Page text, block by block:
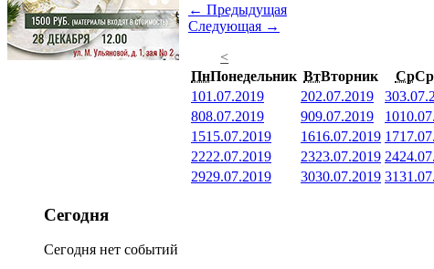
← Предыдущая
Следующая →
<
ПнПонедельник ВтВторник Ср
101.07.2019 202.07.2019 3
808.07.2019 909.07.2019 10
1515.07.2019 1616.07.2019 17
2222.07.2019 2323.07.2019 24
2929.07.2019 3030.07.2019 31
Сегодня
Сегодня нет событий